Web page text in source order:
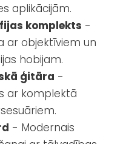
aplikācijām.
komplekts -
ar objektīviem un
hobijam.
ģitāra -
ar komplektā
- Modernais